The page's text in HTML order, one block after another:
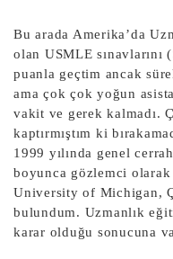
Bu arada Amerika’da
olan USMLE
puanla geçtim ancak
ama çok çok yoğun
vakit ve gerek kalmadı.
kaptırmıştım ki
1999 yılında genel
boyunca gözlemci
University of Michigan,
bulundum. Uzmanlık
karar olduğu sonucuna